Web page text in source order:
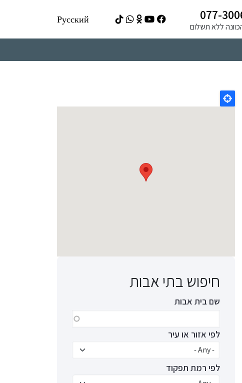
077-
ללא תשלום
Русский
חיפוש בתי אבות
שם בית אבות
לפי אזור או עיר
לפי רמת תפקוד